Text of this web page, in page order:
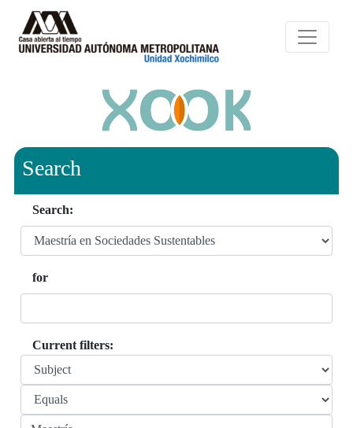
Search
Search:
for
Current filters: